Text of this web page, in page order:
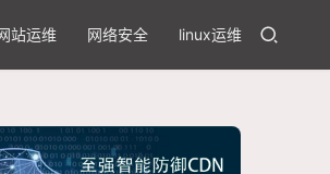
站运维 网络安全 linux运维